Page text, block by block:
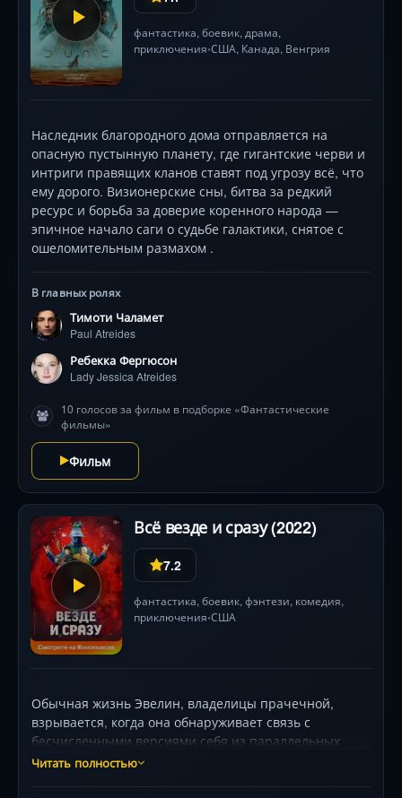
фантастика, боевик, драма,
приключения•США, Канада, Венгрия
Наследник благородного дома отправляется на
опасную пустынную планету, где гигантские черви и
интриги правящих кланов ставят под угрозу всё, что
ему дорого. Визионерские сны, битва за редкий
ресурс и борьба за доверие коренного народа —
эпичное начало саги о судьбе галактики, снятое с
ошеломительным размахом .
В главных ролях
Тимоти Чаламет
Paul Atreides
Ребекка Фергюсон
Lady Jessica Atreides
10 голосов за фильм в подборке «Фантастические
фильмы»
Фильм
Всё везде и сразу (2022)
7.2
фантастика, боевик, фэнтези, комедия,
приключения•США
Обычная жизнь Эвелин, владелицы прачечной,
взрывается, когда она обнаруживает связь с
бесчисленными версиями себя из параллельных
вселенных. Теперь ей предстоит сразиться с хаосом,
Читать полностью